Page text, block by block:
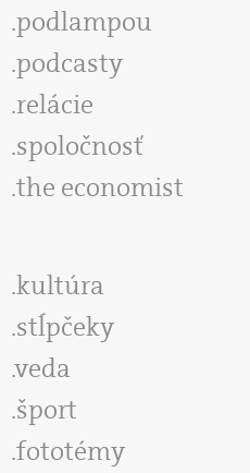
podlampou
podcasty
relácie
spoločnosť
the economist
kultúra
stĺpčeky
veda
šport
fototémy